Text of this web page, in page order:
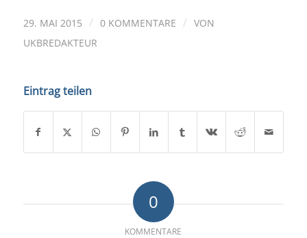
29. MAI 2015 / 0 KOMMENTARE / VON
UKBREDAKTEUR
Eintrag teilen
0
KOMMENTARE